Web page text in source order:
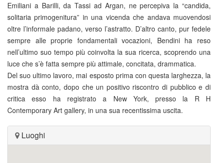
Emiliani a Barilli, da Tassi ad Argan, ne percepiva la “candida,
solitaria primogenitura” in una vicenda che andava muovendosi
oltre l’informale padano, verso l’astratto. D’altro canto, pur fedele
sempre alle proprie fondamentali vocazioni, Bendini ha reso
nell’ultimo suo tempo più coinvolta la sua ricerca, scoprendo una
luce che s’è fatta sempre più attimale, concitata, drammatica.
Del suo ultimo lavoro, mai esposto prima con questa larghezza, la
mostra dà conto, dopo che un positivo riscontro di pubblico e di
critica esso ha registrato a New York, presso la R H
Contemporary Art gallery, in una sua recentissima uscita.
Luoghi